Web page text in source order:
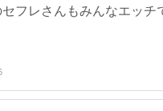
フレさんもみんなエッ